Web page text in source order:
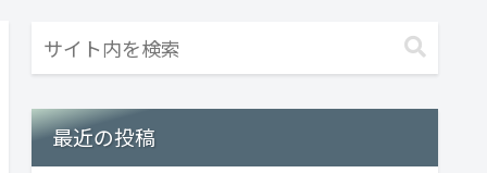
最近の投稿